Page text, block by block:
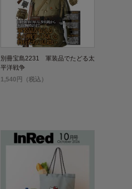
別冊宝島2231 軍装品でたどる太
平洋戦争
1,540円（税込）